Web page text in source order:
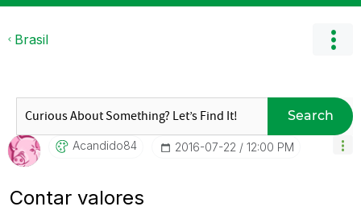
Brasil
Search
Acandido84 ‎2016-07-22 12:00 PM
Contar valores